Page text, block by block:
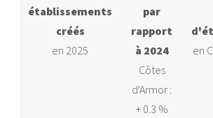
établissements
créés
en 2025
par
rapport
à 2024
Côtes
d'Armor :
+ 0.3 %
en